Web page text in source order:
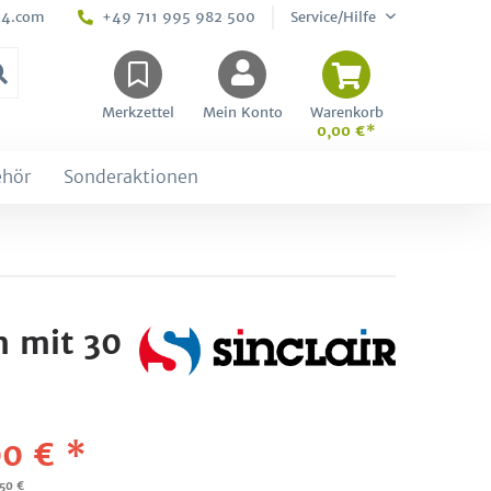
+49 711 995 982 500 Service/Hilfe
Merkzettel Mein Konto
Warenkorb
0,00 €*
Sonderaktionen
mit 30
€ *
€